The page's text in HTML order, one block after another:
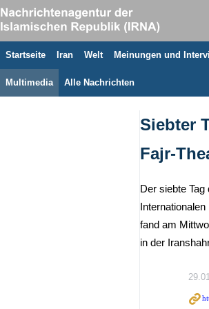
Startseite Iran Welt Meinungen und
Multimedia Alle Nachrichten
Siebter
Fajr-
Der siebte Tag
fand am
in der